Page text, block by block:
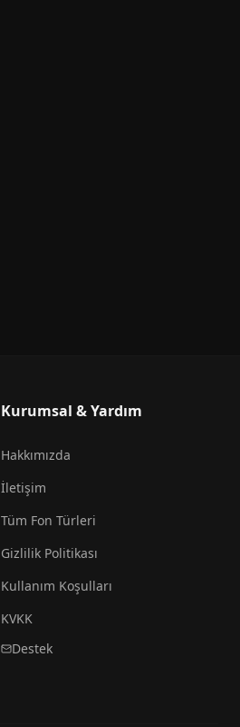
Kurumsal & Yardım
Hakkımızda
İletişim
Tüm Fon Türleri
Gizlilik Politikası
Kullanım Koşulları
KVKK
Destek